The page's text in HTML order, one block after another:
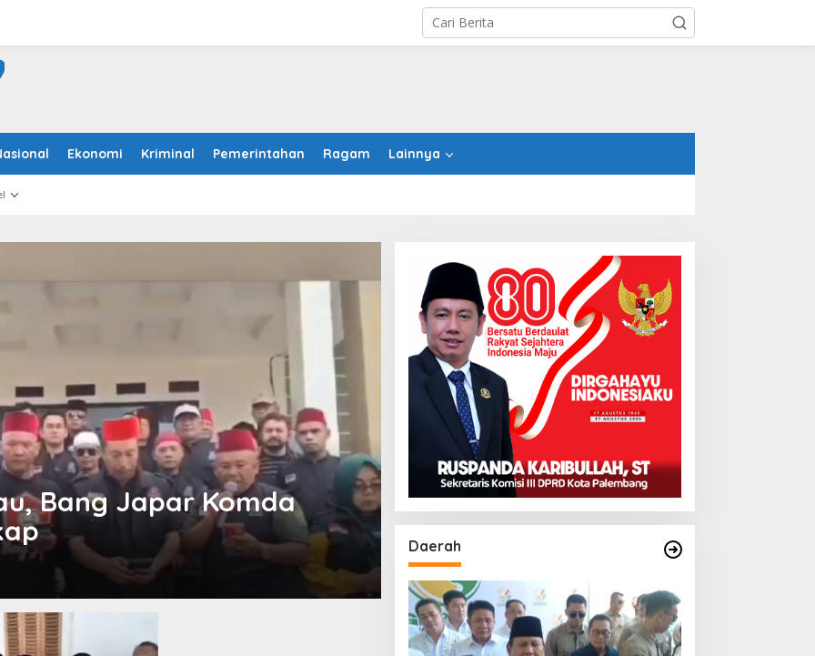
Ekonomi Kriminal Pemerintahan Ragam Lainnya
Bang Japar Komda
Layanan
Polda Sumsel
Baru Bebas Pungli
Respons Cepat Laporan
Program Paham AI Resmi
Bergulir, Polda Sumsel
Bangun Edukator Digital
Hingga Polres
Daerah